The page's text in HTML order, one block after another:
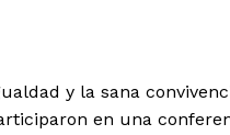
y la sana
en una